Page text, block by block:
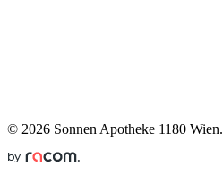
© 2026 Sonnen Apotheke 1180 Wien.